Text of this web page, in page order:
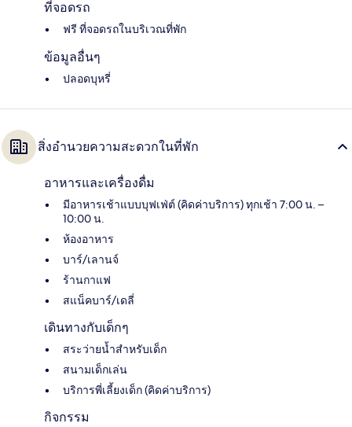
ที่จอดรถ
ฟรี ที่จอดรถในบริเวณที่พัก
ข้อมูลอื่นๆ
ปลอดบุหรี่
สิ่งอำนวยความสะดวกในที่พัก
อาหารและเครื่องดื่ม
มีอาหารเช้าแบบบุฟเฟ่ต์ (คิดค่าบริการ) ทุกเช้า 7:00 น. –
10:00 น.
ห้องอาหาร
บาร์/เลานจ์
ร้านกาแฟ
สแน็คบาร์/เดลี่
เดินทางกับเด็กๆ
สระว่ายน้ำสำหรับเด็ก
สนามเด็กเล่น
บริการพี่เลี้ยงเด็ก (คิดค่าบริการ)
กิจกรรม